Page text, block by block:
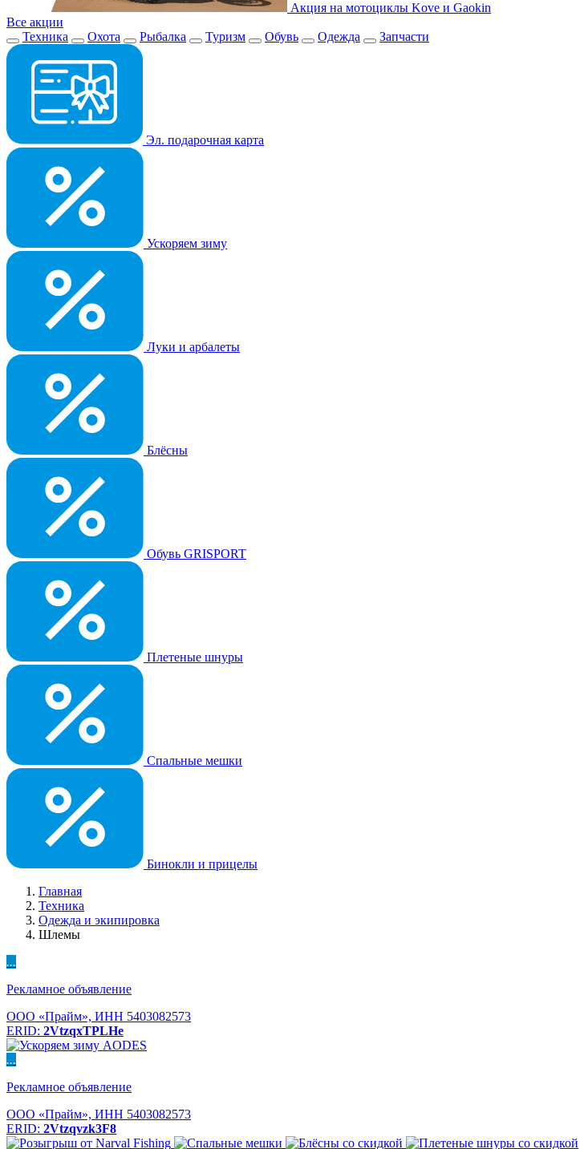
Акция на мотоциклы Kove и Gaokin
Все акции
Техника
Охота Рыбалка Туризм Обувь Одежда Запчасти
Эл. подарочная карта
Ускоряем зиму
Луки и арбалеты
Блёсны
Обувь GRISPORT
Плетеные шнуры
Спальные мешки
Бинокли и прицелы
Главная
Техника
Одежда и экипировка
Шлемы
...
Рекламное объявление
ООО «Прайм», ИНН 5403082573
ERID: 2VtzqxTPLHe
...
Рекламное объявление
ООО «Прайм», ИНН 5403082573
ERID: 2Vtzqvzk3F8